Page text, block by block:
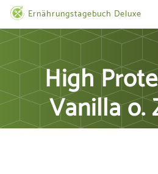
Ernährungstagebuch Deluxe
High
Vanilla o.